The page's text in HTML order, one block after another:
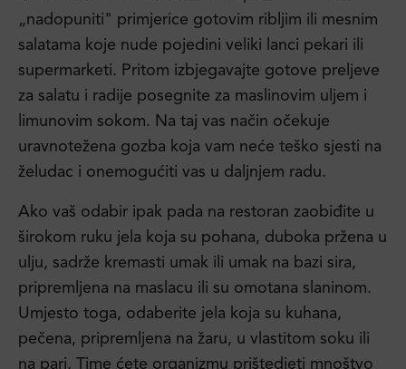
„nadopuniti" primjerice gotovim ribljim ili mesnim
salatama koje nude pojedini veliki lanci pekari ili
supermarketi. Pritom izbjegavajte gotove preljeve
za salatu i radije posegnite za maslinovim uljem i
limunovim sokom. Na taj vas način očekuje
uravnotežena gozba koja vam neće teško sjesti na
želudac i onemogućiti vas u daljnjem radu.
Ako vaš odabir ipak pada na restoran zaobiđite u
širokom ruku jela koja su pohana, duboka pržena u
ulju, sadrže kremasti umak ili umak na bazi sira,
pripremljena na maslacu ili su omotana slaninom.
Umjesto toga, odaberite jela koja su kuhana,
pečena, pripremljena na žaru, u vlastitom soku ili
na pari. Time ćete organizmu prištedjeti mnoštvo